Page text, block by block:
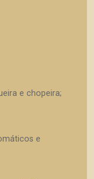
e chopeira;
e